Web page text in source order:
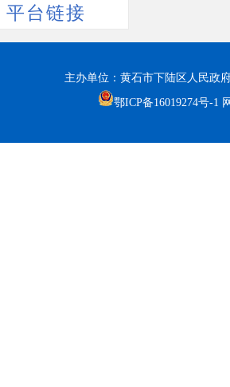
平台链接
主办单位：黄石市下陆区人民政
鄂ICP备16019274号-1